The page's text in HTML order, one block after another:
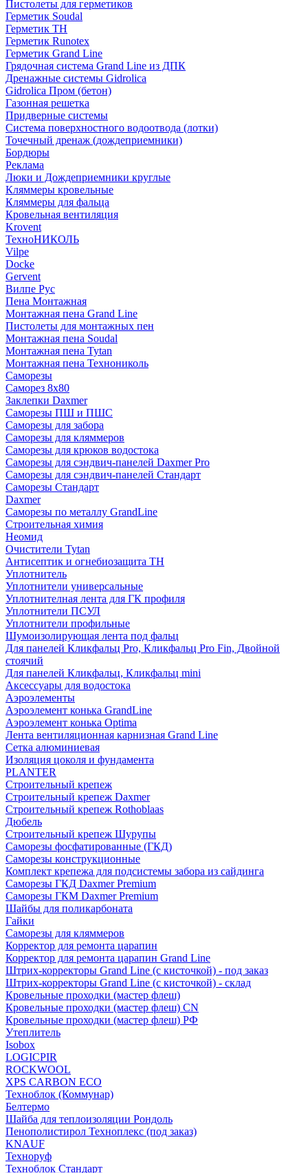
Пистолеты для герметиков
Герметик Soudal
Герметик ТН
Герметик Runotex
Герметик Grand Line
Грядочная система Grand Line из ДПК
Дренажные системы Gidrolica
Gidrolica Пром (бетон)
Газонная решетка
Придверные системы
Система поверхностного водоотвода (лотки)
Точечный дренаж (дождеприемники)
Бордюры
Рекламa
Люки и Дождеприемники круглые
Кляммеры кровельные
Кляммеры для фальца
Кровельная вентиляция
Krovent
ТехноНИКОЛЬ
Vilpe
Docke
Gervent
Вилпе Рус
Пена Монтажнaя
Монтажная пена Grand Linе
Пистолеты для монтажных пен
Монтажная пена Soudal
Монтажная пена Tytan
Монтажная пена Технониколь
Саморезы
Саморез 8х80
Заклепки Daxmer
Саморезы ПШ и ПШС
Саморезы для забора
Саморезы для кляммеров
Саморезы для крюков водостока
Саморезы для сэндвич-панелей Daxmer Pro
Саморезы для сэндвич-панелей Стандарт
Саморезы Стандарт
Daxmer
Саморезы по металлу GrandLine
Строительная химия
Неомид
Очистители Tytan
Антисептик и огнебиозащита ТН
Уплотнитель
Уплотнители универсальные
Уплотнителная лента для ГК профиля
Уплотнители ПСУЛ
Уплотнители профильные
Шумоизолирующая лента под фальц
Для панелей Кликфальц Pro, Кликфальц Pro Fin, Двойной
стоячий
Для панелей Кликфальц, Кликфальц mini
Аксессуары для водостока
Аэроэлементы
Аэроэлемент конька GrandLine
Аэроэлемент конька Optima
Лента вентиляционная карнизная Grand Line
Сетка алюминиевая
Изоляция цоколя и фундамента
PLANTER
Строительный крепеж
Строительный крепеж Daxmer
Строительный крепеж Rothoblaas
Дюбель
Строительный крепеж Шурупы
Саморeзы фосфатированные (ГКД)
Саморезы конструкционные
Комплект крепежа для подсистемы забора из сайдинга
Саморезы ГКД Daxmer Premium
Саморезы ГКМ Daxmer Premium
Шайбы для поликарбоната
Гайки
Саморезы для кляммеров
Корректор для ремонта царапин
Корректор для ремонта царапин Grand Line
Штрих-корректоры Grand Line (с кисточкой) - под заказ
Штрих-корректоры Grand Line (с кисточкой) - склад
Кровельные проходки (мастер флеш)
Кровельные проходки (мастер флеш) CN
Кровельные проходки (мастер флеш) РФ
Утеплитель
Isobox
LOGICPIR
ROCKWOOL
XPS CARBON ECO
Техноблок (Коммунар)
Белтермо
Шайба для теплоизоляции Рондоль
Пенополистирол Техноплекс (под заказ)
KNАUF
Технoруф
Техноблок Стандарт